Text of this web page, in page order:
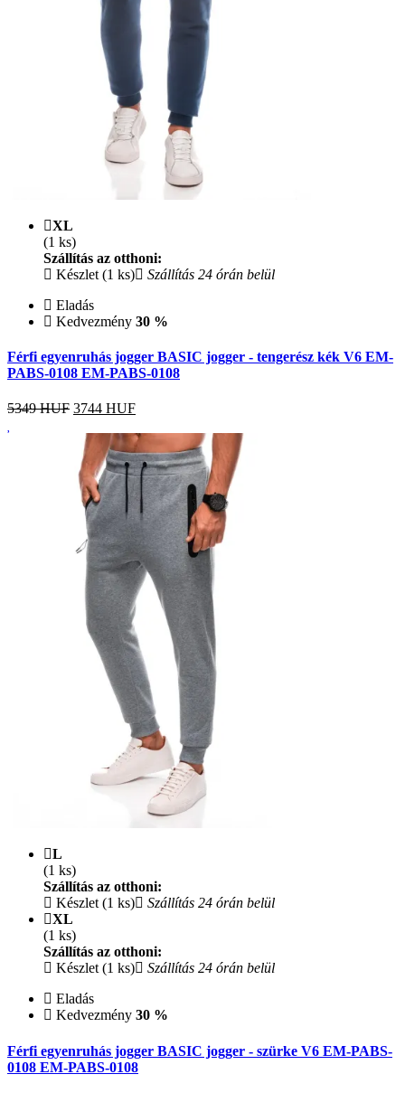
XL
(1 ks)
Szállítás az otthoni:
Készlet (1 ks)
Szállítás 24 órán belül
Eladás
Kedvezmény 30 %
Férfi egyenruhás jogger BASIC jogger - tengerész kék V6 EM-
PABS-0108 EM-PABS-0108
5349 HUF 3744 HUF
L
(1 ks)
Szállítás az otthoni:
Készlet (1 ks)
Szállítás 24 órán belül
XL
(1 ks)
Szállítás az otthoni:
Készlet (1 ks)
Szállítás 24 órán belül
Eladás
Kedvezmény 30 %
Férfi egyenruhás jogger BASIC jogger - szürke V6 EM-PABS-
0108 EM-PABS-0108